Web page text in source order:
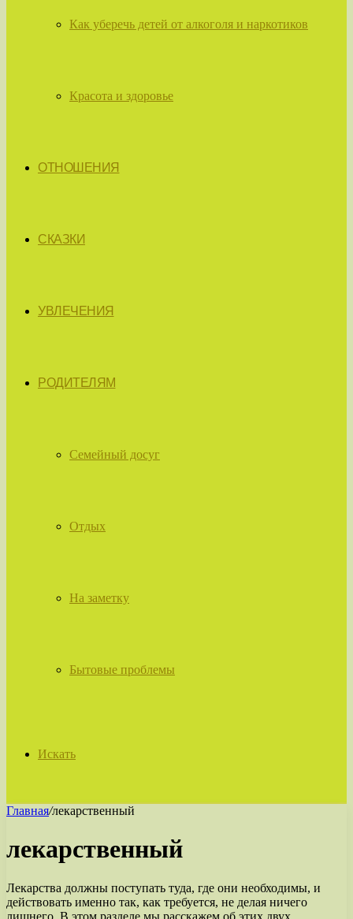
Как уберечь детей от алкоголя и наркотиков
Красота и здоровье
ОТНОШЕНИЯ
СКАЗКИ
УВЛЕЧЕНИЯ
РОДИТЕЛЯМ
Семейный досуг
Отдых
На заметку
Бытовые проблемы
Искать
Главная/лекарственный
лекарственный
Лекарства должны поступать туда, где они необходимы, и
действовать именно так, как требуется, не делая ничего
лишнего. В этом разделе мы расскажем об этих двух